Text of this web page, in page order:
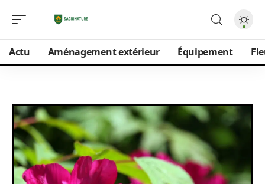
Actu Aménagement extérieur Équipement